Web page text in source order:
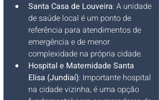
Santa Casa de Louveira: A unidade
de saúde local é um ponto de
referência para atendimentos de
emergência e de menor
complexidade na própria cidade.
Hospital e Maternidade Santa
Elisa (Jundiaí): Importante hospital
na cidade vizinha, é uma opção